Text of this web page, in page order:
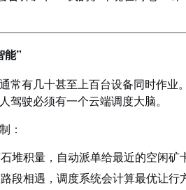
能”
有几十甚至上百台设备同时作业
驾驶必须有一个云端调度大脑。
：
堆积量，自动派单给最近的空闲矿
段相遇，调度系统会计算最优让